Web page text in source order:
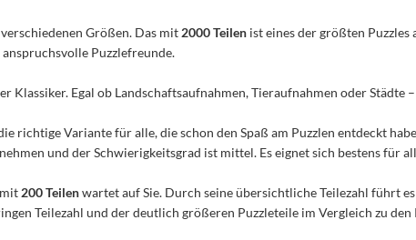
Größen. Das mit 2000 Teilen ist eines der größten
Puzzlefreunde.
Klassiker. Egal ob Landschaftsaufnahmen, Tieraufnahmen oder Städte
richtige Variante für alle, die schon den Spaß am Puzzlen entdeckt
und der Schwierigkeitsgrad ist mittel. Es eignet sich bestens für
200 Teilenwartet auf Sie. Durch seine übersichtliche Teilezahl führt
Teilezahl und der deutlich größeren Puzzleteile im Vergleich zu